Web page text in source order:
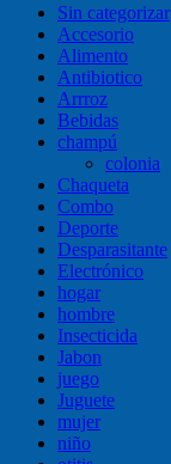
Sin categorizar
Accesorio
Alimento
Antibiotico
Arrroz
Bebidas
champú
colonia
Chaqueta
Combo
Deporte
Desparasitante
Electrónico
hogar
hombre
Insecticida
Jabon
juego
Juguete
mujer
niño